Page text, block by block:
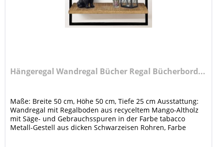
Hängeregal Wandregal Bücher Regal Bücherbord...
Maße: Breite 50 cm, Höhe 50 cm, Tiefe 25 cm Ausstattung:
Wandregal mit Regalboden aus recyceltem Mango-Altholz
mit Säge- und Gebrauchsspuren in der Farbe tabacco
Metall-Gestell aus dicken Schwarzeisen Rohren, Farbe